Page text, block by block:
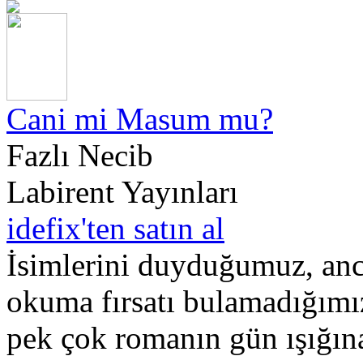
Cani mi Masum mu?
Fazlı Necib
Labirent Yayınları
idefix'ten satın al
İsimlerini duyduğumuz,
okuma fırsatı
pek çok romanın gün